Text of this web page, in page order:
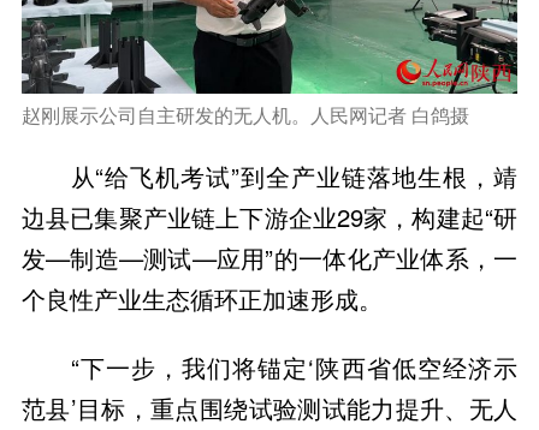
赵刚展示公司自主研发的无人机。人民网记者 白鸽摄
从“给飞机考试”到全产业链落地生根，靖
边县已集聚产业链上下游企业29家，构建起“研
发—制造—测试—应用”的一体化产业体系，一
个良性产业生态循环正加速形成。
“下一步，我们将锚定‘陕西省低空经济示
范县’目标，重点围绕试验测试能力提升、无人